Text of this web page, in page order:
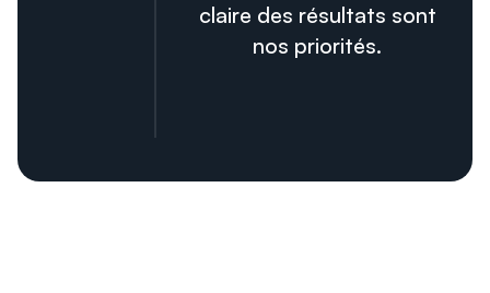
claire des résultats sont
nos priorités.